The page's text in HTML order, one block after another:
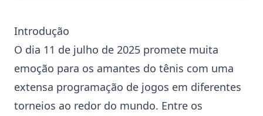
Introdução
O dia 11 de julho de 2025 promete muita
emoção para os amantes do tênis com uma
extensa programação de jogos em diferentes
torneios ao redor do mundo. Entre os